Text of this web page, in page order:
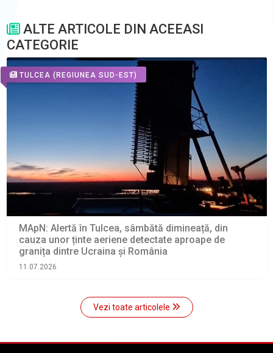
ALTE ARTICOLE DIN ACEEASI
CATEGORIE
TULCEA (REGIUNEA SUD-EST)
MApN: Alertă în Tulcea, sâmbătă dimineață, din
cauza unor ținte aeriene detectate aproape de
granița dintre Ucraina și România
11.07.2026
Vezi toate articolele